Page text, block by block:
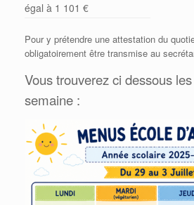
égal à 1 101 €
Pour y prétendre une attestation du
obligatoirement être transmise au
Vous trouverez ci dessous
semaine :